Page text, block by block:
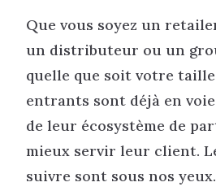
Que vous soyez un
un distributeur ou un
quelle que soit votre
entrants sont déjà en
de leur écosystème de
mieux servir leur client.
suivre sont sous nos